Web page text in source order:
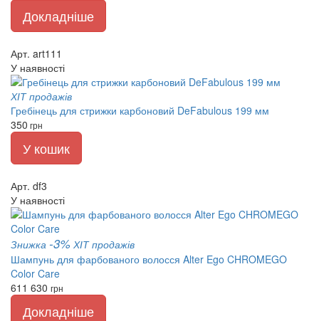
Докладніше
Арт. art111
У наявності
ХІТ продажів
Гребінець для стрижки карбоновий DeFabulous 199 мм
350 грн
У кошик
Арт. df3
У наявності
Знижка -3% ХІТ продажів
Шампунь для фарбованого волосся Alter Ego CHROMEGO
Color Care
611 630 грн
Докладніше